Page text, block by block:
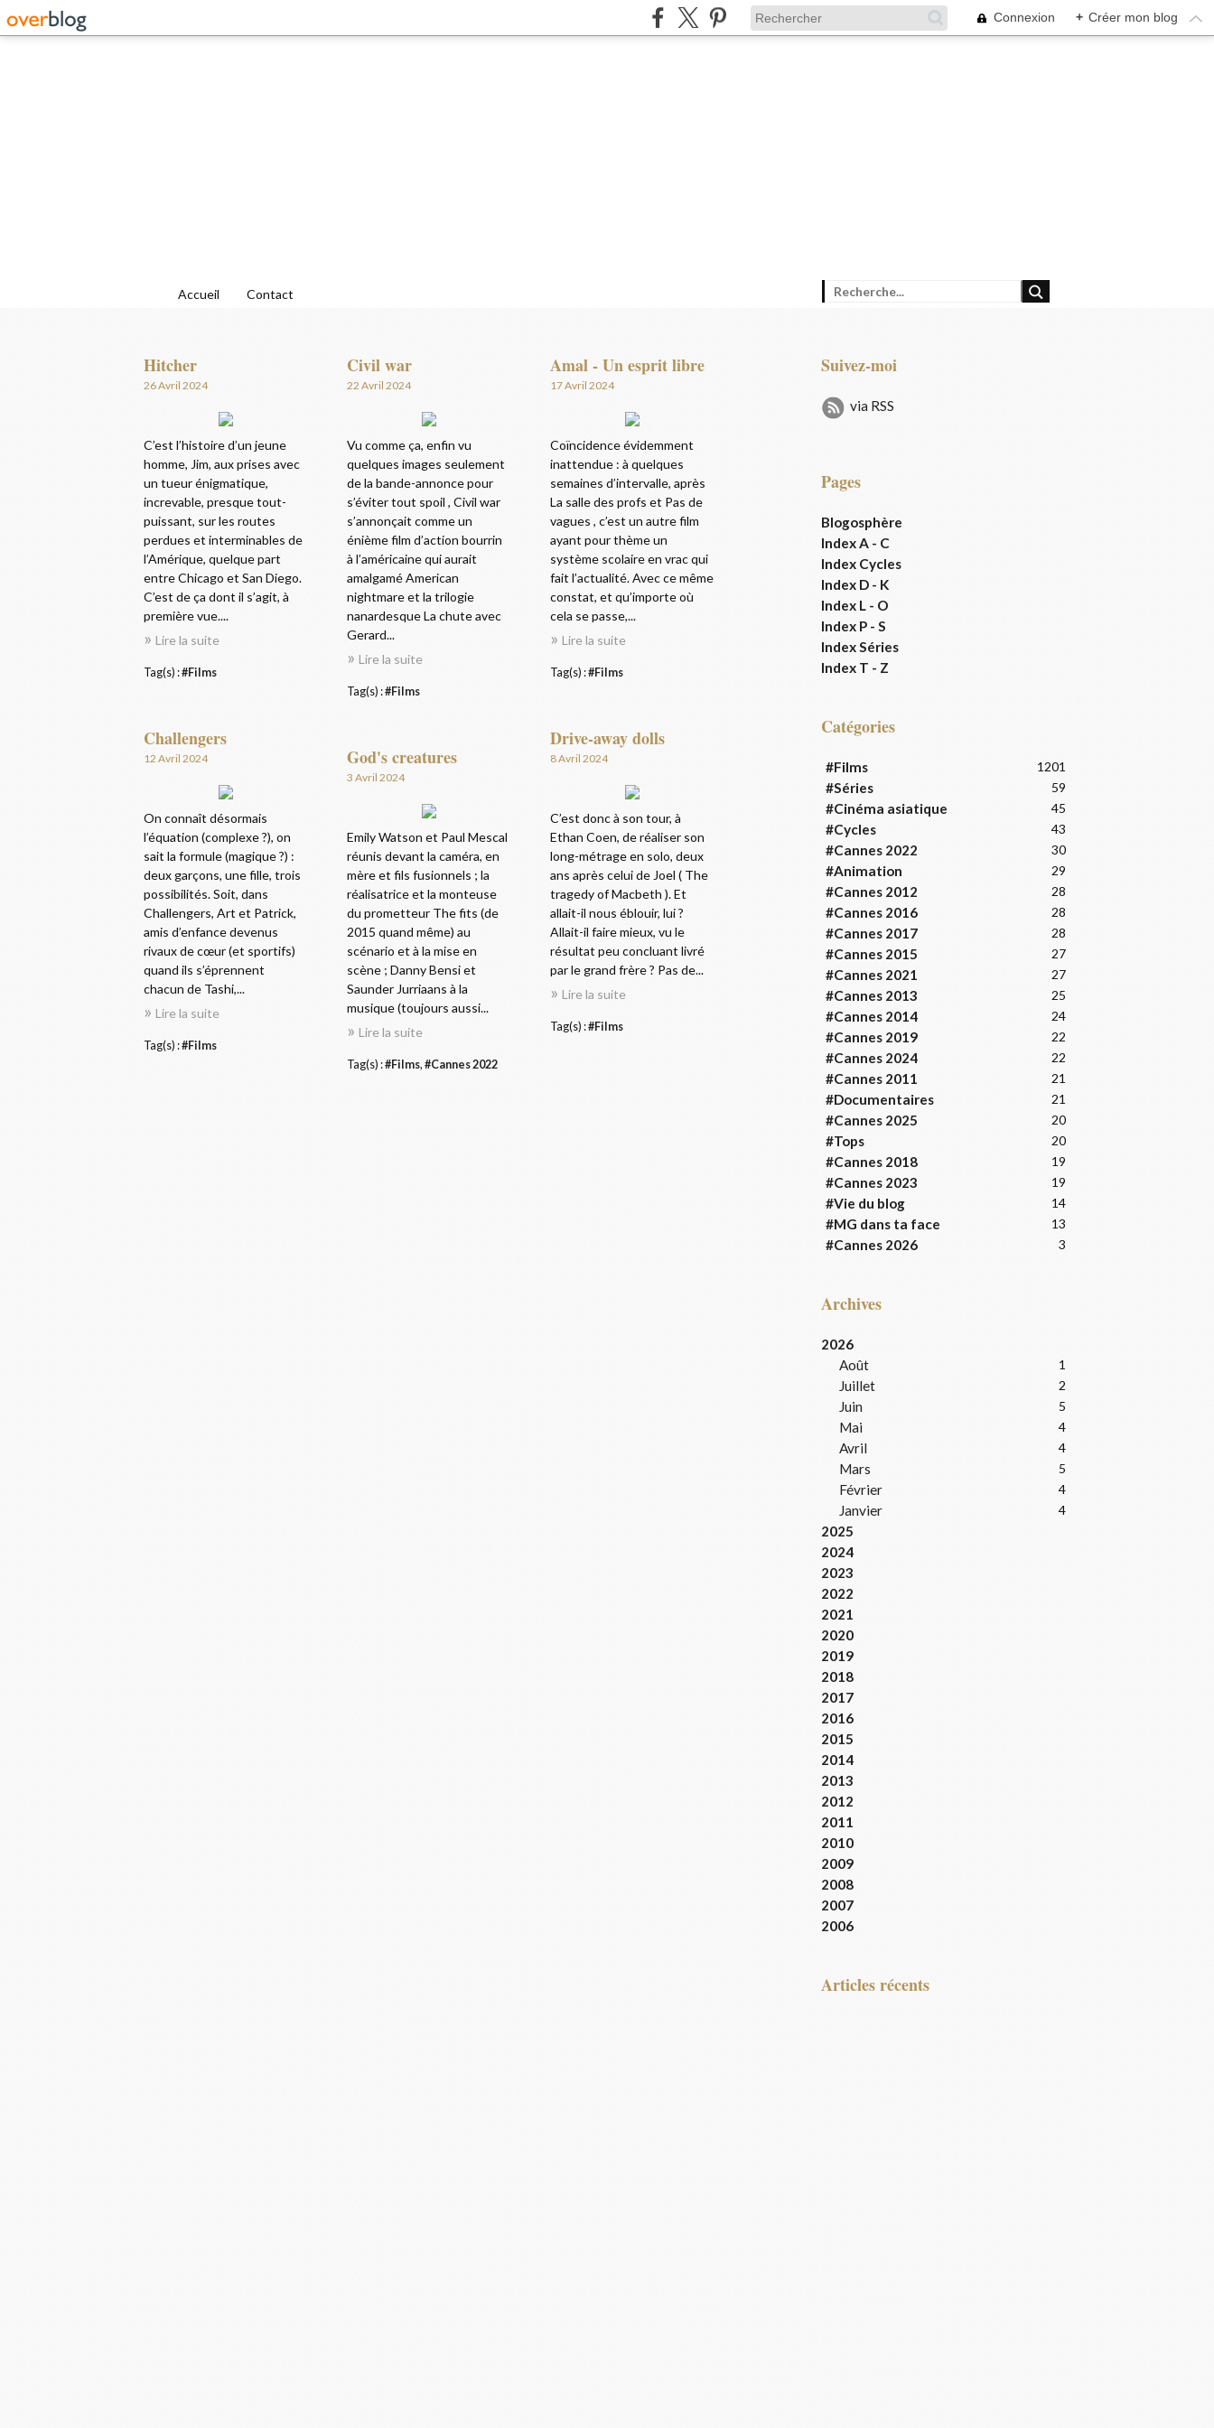
Connexion + Créer mon blog
Accueil Contact
Hitcher
26 Avril 2024
C’est l’histoire d’un jeune
homme, Jim, aux prises avec
un tueur énigmatique,
increvable, presque tout-
puissant, sur les routes
perdues et interminables de
l’Amérique, quelque part
entre Chicago et San Diego.
C’est de ça dont il s’agit, à
première vue....
Lire la suite
Tag(s) :#Films
Civil war
22 Avril 2024
Vu comme ça, enfin vu
quelques images seulement
de la bande-annonce pour
s’éviter tout spoil , Civil war
s’annonçait comme un
énième film d’action bourrin
à l’américaine qui aurait
amalgamé American
nightmare et la trilogie
nanardesque La chute avec
Gerard...
Lire la suite
Tag(s) :#Films
Amal - Un esprit libre
17 Avril 2024
Coïncidence évidemment
inattendue : à quelques
semaines d’intervalle, après
La salle des profs et Pas de
vagues , c’est un autre film
ayant pour thème un
système scolaire en vrac qui
fait l’actualité. Avec ce même
constat, et qu’importe où
cela se passe,...
Lire la suite
Tag(s) :#Films
Challengers
12 Avril 2024
On connaît désormais
l’équation (complexe ?), on
sait la formule (magique ?) :
deux garçons, une fille, trois
possibilités. Soit, dans
Challengers, Art et Patrick,
amis d’enfance devenus
rivaux de cœur (et sportifs)
quand ils s’éprennent
chacun de Tashi,...
Lire la suite
Tag(s) :#Films
Drive-away dolls
8 Avril 2024
C’est donc à son tour, à
Ethan Coen, de réaliser son
long-métrage en solo, deux
ans après celui de Joel ( The
tragedy of Macbeth ). Et
allait-il nous éblouir, lui ?
Allait-il faire mieux, vu le
résultat peu concluant livré
par le grand frère ? Pas de...
Lire la suite
Tag(s) :#Films
God's creatures
3 Avril 2024
Emily Watson et Paul Mescal
réunis devant la caméra, en
mère et fils fusionnels ; la
réalisatrice et la monteuse
du prometteur The fits (de
2015 quand même) au
scénario et à la mise en
scène ; Danny Bensi et
Saunder Jurriaans à la
musique (toujours aussi...
Lire la suite
Tag(s) :#Films, #Cannes 2022
Suivez-moi
via RSS
Pages
Blogosphère
Index A - C
Index Cycles
Index D - K
Index L - O
Index P - S
Index Séries
Index T - Z
Catégories
#Films 1201
#Séries 59
#Cinéma asiatique 45
#Cycles 43
#Cannes 2022 30
#Animation 29
#Cannes 2012 28
#Cannes 2016 28
#Cannes 2017 28
#Cannes 2015 27
#Cannes 2021 27
#Cannes 2013 25
#Cannes 2014 24
#Cannes 2019 22
#Cannes 2024 22
#Cannes 2011 21
#Documentaires 21
#Cannes 2025 20
#Tops 20
#Cannes 2018 19
#Cannes 2023 19
#Vie du blog 14
#MG dans ta face 13
#Cannes 2026 3
Archives
2026
Août
1
Juillet 2
Juin 5
Mai 4
Avril 4
Mars 5
Février 4
Janvier 4
2025
2024
2023
2022
2021
2020
2019
2018
2017
2016
2015
2014
2013
2012
2011
2010
2009
2008
2007
2006
articles récents